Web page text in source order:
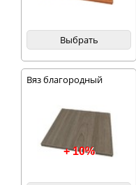
Выбрать
Вяз благородный
+ 10%